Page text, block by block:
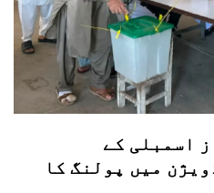
اسمبلی کے
میں پولنگ کا